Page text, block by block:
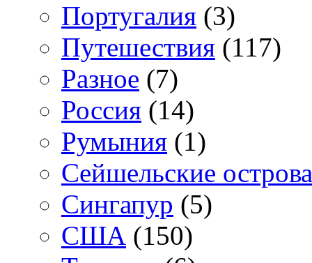
Португалия (3)
Путешествия (117)
Разное (7)
Россия (14)
Румыния (1)
Сейшельские острова
Сингапур (5)
США (150)